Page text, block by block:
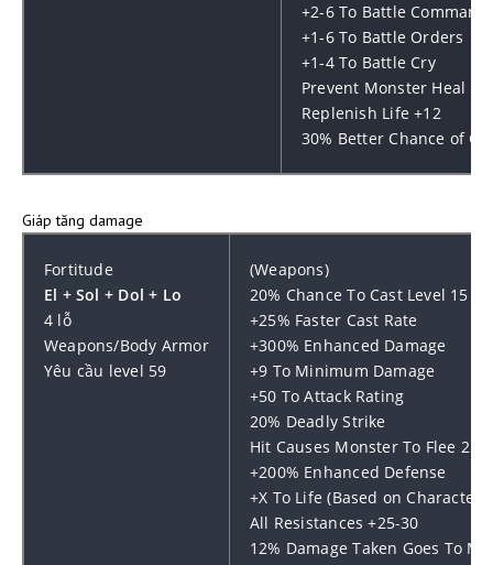
+2-6 To Battle Command
+1-6 To Battle Orders
+1-4 To Battle Cry
Prevent Monster Heal
Replenish Life +12
30% Better Chance of
Giáp tăng damage
Fortitude
El + Sol + Dol + Lo
4 lỗ
Weapons/Body Armor
Yêu cầu level 59
(Weapons)
20% Chance To Cast Level 15
+25% Faster Cast Rate
+300% Enhanced Damage
+9 To Minimum Damage
+50 To Attack Rating
20% Deadly Strike
Hit Causes Monster To Flee 25%
+200% Enhanced Defense
+X To Life (Based on Character
All Resistances +25-30
12% Damage Taken Goes To